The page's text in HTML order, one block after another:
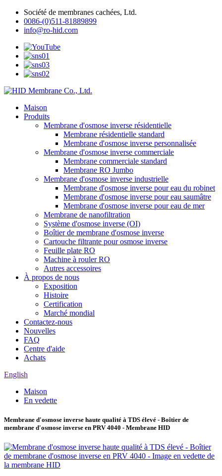
Société de membranes cachées, Ltd.
0086-(0)511-81889899
info@ro-hid.com
Maison
Produits
Membrane d'osmose inverse résidentielle
Membrane résidentielle standard
Membrane d'osmose inverse personnalisée
Membrane d'osmose inverse commerciale
Membrane commerciale standard
Membrane RO Jumbo
Membrane d'osmose inverse industrielle
Membrane d'osmose inverse pour eau du robinet
Membrane d'osmose inverse pour eau saumâtre
Membrane d'osmose inverse pour eau de mer
Membrane de nanofiltration
Système d'osmose inverse (OI)
Boîtier de membrane d'osmose inverse
Cartouche filtrante pour osmose inverse
Feuille plate RO
Machine à rouler RO
Autres accessoires
À propos de nous
Exposition
Histoire
Certification
Marché mondial
Contactez-nous
Nouvelles
FAQ
Centre d'aide
Achats
English
Maison
En vedette
Membrane d'osmose inverse haute qualité à TDS élevé - Boîtier de
membrane d'osmose inverse en PRV 4040 - Membrane HID